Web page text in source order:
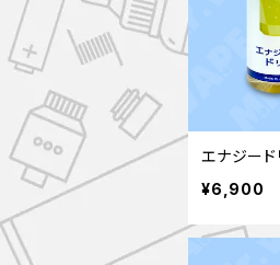
エナジード
¥6,900